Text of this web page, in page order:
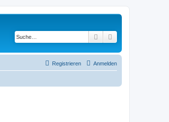
Suche
Anmelden
Registrieren